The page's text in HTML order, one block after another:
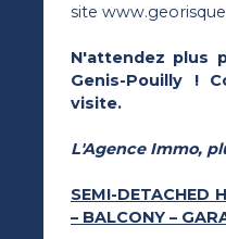
site
N'attendez plus
Genis-Pouilly !
visite.
L'Agence Immo,
SEMI-DETACHED
– BALCONY –